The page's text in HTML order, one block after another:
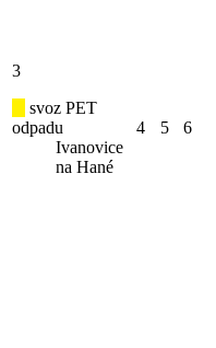
3
svoz PET
odpadu
Ivanovice
na Hané
4 5 6